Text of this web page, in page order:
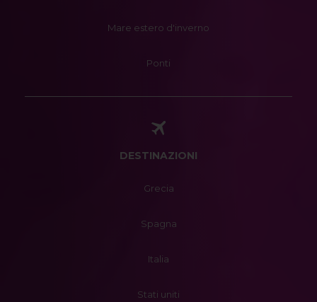
Mare estero d'inverno
Ponti
DESTINAZIONI
Grecia
Spagna
Italia
Stati uniti